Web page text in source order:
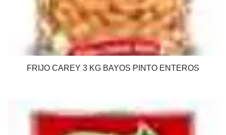
FRIJO CAREY 3 KG BAYOS PINTO ENTEROS